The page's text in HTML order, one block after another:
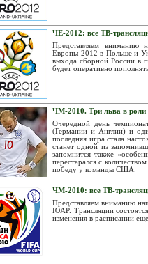
ЧЕ-2012: все ТВ-
Представляем вниманию
Европы 2012 в Польше и
выхода сборной России в
будет оперативно
ЧМ-2010. Три льва в роли
Очередной день
(Германии и Англии) и
последняя игра стала
станет одной из
запомнится также
перестарался с
победу у команды США.
ЧМ-2010: все ТВ-
Представляем вниманию
ЮАР. Трансляции
изменения в расписании